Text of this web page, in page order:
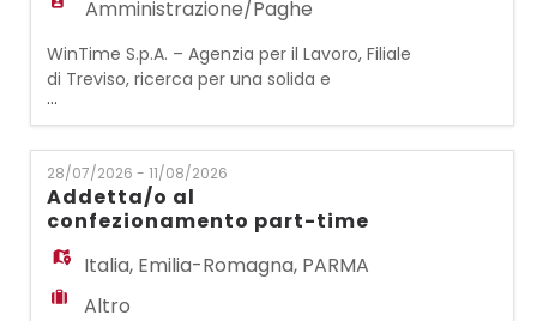
Amministrazione/Paghe
WinTime S.p.A. – Agenzia per il Lavoro, Filiale
di Treviso, ricerca per una solida e
strutturata realtà di Preganziol un/una:
CONTROLLER DI GESTIONE La risorsa entrerà
a far parte dell'area Amministrazione,
Finanza e Controllo, collaborando con la
Direzione nel monitoraggio delle
performance aziendali e supportando i
processi di pianificazione ec
...
28/07/2026 - 11/08/2026
Addetta/o al
confezionamento part-time
Italia, Emilia-Romagna, PARMA
Altro